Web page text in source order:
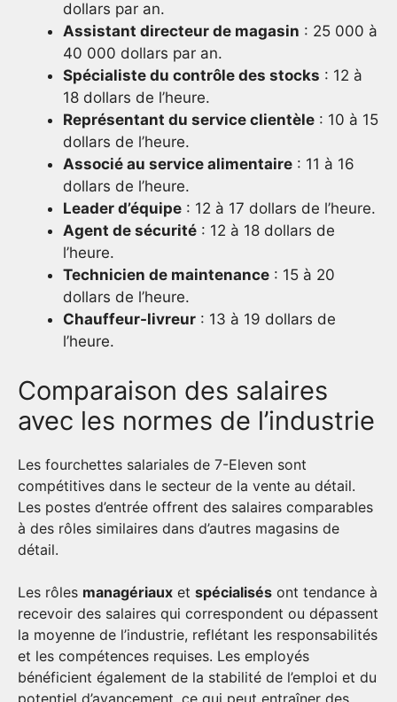
dollars par an.
Assistant directeur de magasin : 25 000 à
40 000 dollars par an.
Spécialiste du contrôle des stocks : 12 à
18 dollars de l’heure.
Représentant du service clientèle : 10 à 15
dollars de l’heure.
Associé au service alimentaire : 11 à 16
dollars de l’heure.
Leader d’équipe : 12 à 17 dollars de l’heure.
Agent de sécurité : 12 à 18 dollars de
l’heure.
Technicien de maintenance : 15 à 20
dollars de l’heure.
Chauffeur-livreur : 13 à 19 dollars de
l’heure.
Comparaison des salaires
avec les normes de l’industrie
Les fourchettes salariales de 7-Eleven sont
compétitives dans le secteur de la vente au détail.
Les postes d’entrée offrent des salaires comparables
à des rôles similaires dans d’autres magasins de
détail.
Les rôles managériaux et spécialisés ont tendance à
recevoir des salaires qui correspondent ou dépassent
la moyenne de l’industrie, reflétant les responsabilités
et les compétences requises. Les employés
bénéficient également de la stabilité de l’emploi et du
potentiel d’avancement, ce qui peut entraîner des